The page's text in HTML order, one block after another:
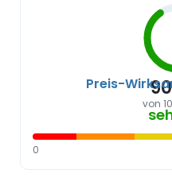
90
von
Preis-
0